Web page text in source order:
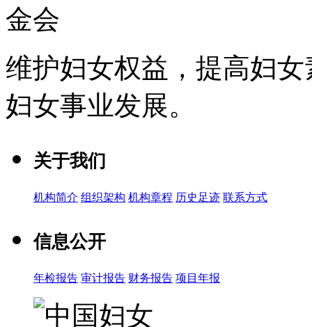
维护妇女权益，提高妇
妇女事业发展。
关于我们
机构简介 组织架构 机构章程 历史足迹 联系方式
信息公开
年检报告 审计报告 财务报告 项目年报